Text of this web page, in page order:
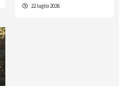
22 luglio 2026